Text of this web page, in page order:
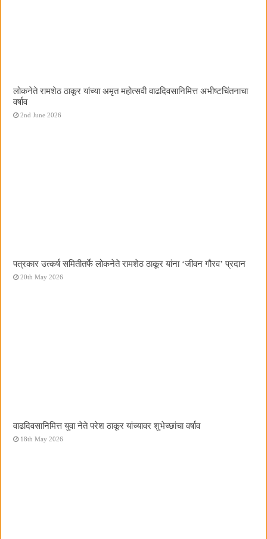
लोकनेते रामशेठ ठाकूर यांच्या अमृत महोत्सवी वाढदिवसानिमित्त अभीष्टचिंतनाचा
वर्षाव
2nd June 2026
पत्रकार उत्कर्ष समितीतर्फे लोकनेते रामशेठ ठाकूर यांना ‌‘जीवन गौरव‌’ प्रदान
20th May 2026
वाढदिवसानिमित्त युवा नेते परेश ठाकूर यांच्यावर शुभेच्छांचा वर्षाव
18th May 2026